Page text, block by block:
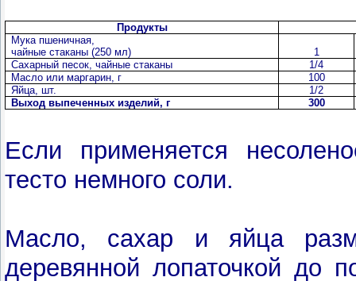
Продукты
Мука пшеничная,
чайные стаканы (250 мл)
1
Сахарный песок, чайные стаканы
1/4
Масло или маргарин, г
100
Яйца, шт.
1/2
Выход выпеченных изделий, г
300
Если применяется
тесто немного соли.
Масло, сахар и яйца
деревянной лопаточкой до